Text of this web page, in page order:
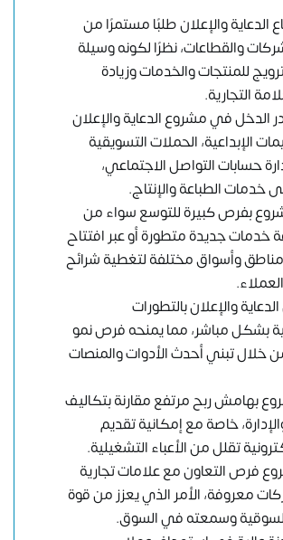
والإعلان طلبًا مستمرًا من
والقطاعات، نظرًا لكونه وسيلة
للمنتجات والخدمات وزيادة
التجارية.
الدخل في مشروع الدعاية والإعلان
الإبداعية، الحملات التسويقية
حسابات التواصل الاجتماعي،
خدمات الطباعة والإنتاج.
بفرص كبيرة للتوسع سواء من
خدمات جديدة متطورة أو عبر افتتاح
وأسواق مختلفة لتغطية شرائح
والإعلان بالتطورات
بشكل مباشر، مما يمنحه فرص نمو
خلال تبني أحدث الأدوات والمنصات
بهامش ربح مرتفع مقارنة بتكاليف
خاصة مع إمكانية تقديم
تقلل من الأعباء التشغيلية.
فرص التعاون مع علامات تجارية
معروفة، الأمر الذي يعزز من قوة
وسمعته في السوق.